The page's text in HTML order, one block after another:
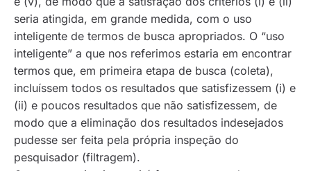
seria atingida, em grande medida, com o uso
inteligente de termos de busca apropriados. O “uso
inteligente” a que nos referimos estaria em encontrar
termos que, em primeira etapa de busca (coleta),
incluíssem todos os resultados que satisfizessem (i) e
(ii) e poucos resultados que não satisfizessem, de
modo que a eliminação dos resultados indesejados
pudesse ser feita pela própria inspeção do
pesquisador (filtragem).